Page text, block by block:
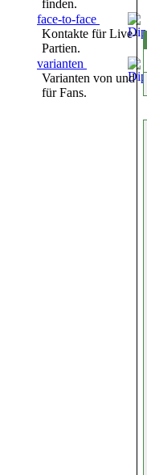
finden.
face-to-face
Kontakte für Live-
Partien.
varianten
Varianten von und
für Fans.